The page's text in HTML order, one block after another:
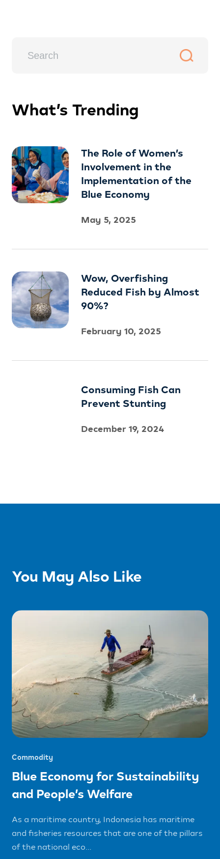
What’s Trending
The Role of Women’s
Involvement in the
Implementation of the
Blue Economy
May 5, 2025
Wow, Overfishing
Reduced Fish by Almost
90%?
February 10, 2025
Consuming Fish Can
Prevent Stunting
December 19, 2024
You May Also Like
Commodity
Blue Economy for Sustainability
and People’s Welfare
As a maritime country, Indonesia has maritime
and fisheries resources that are one of the pillars
of the national eco...